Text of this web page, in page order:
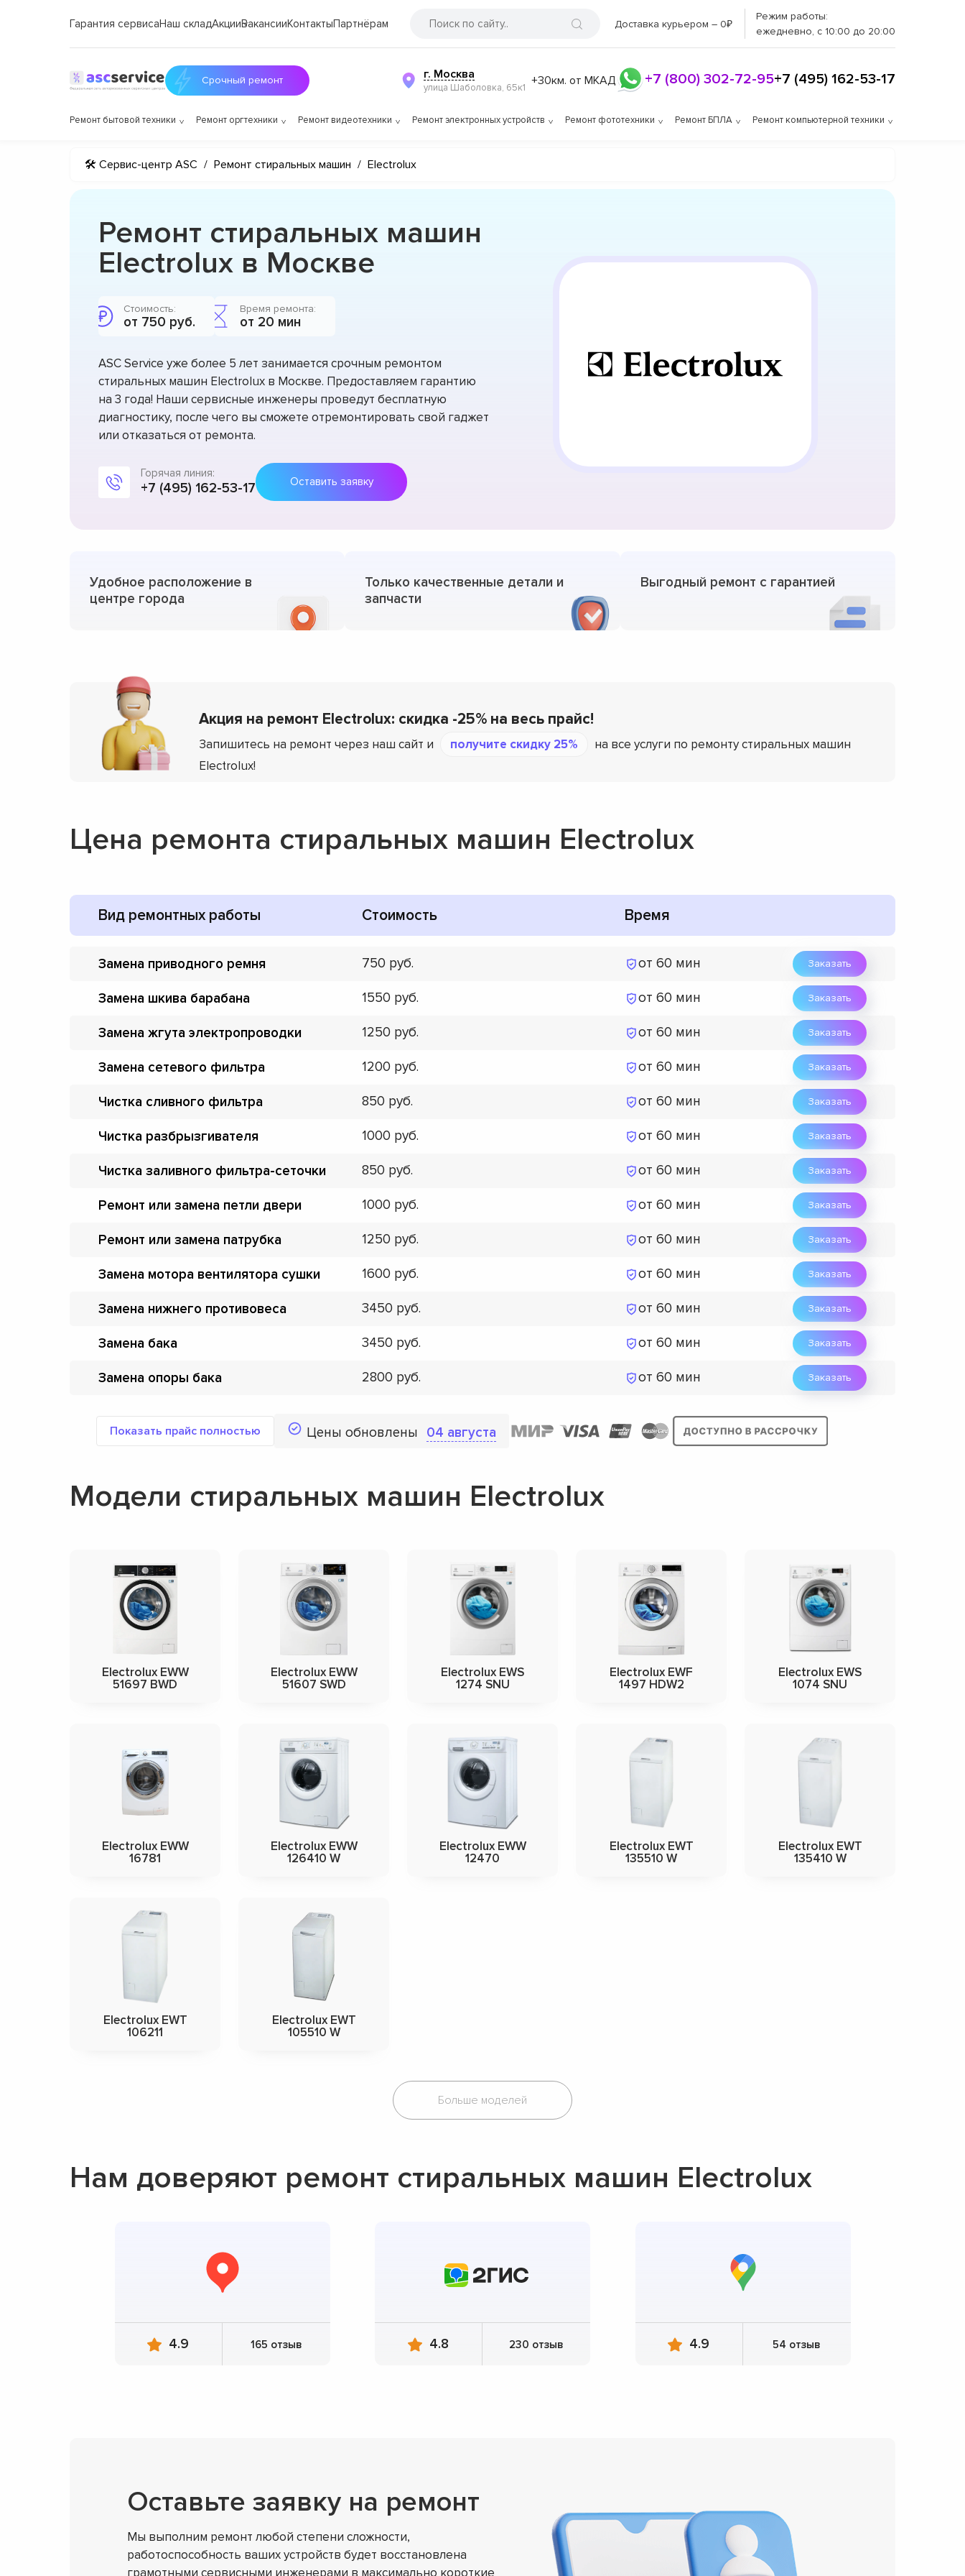
Гарантия сервисаНаш складАкцииВакансииКонтактыПартнёрам Доставка курьером – 0₽
Режим работы:
ежедневно, с 10:00 до 20:00
Срочный ремонт г. Москва
улица Шаболовка, 65к1 +30км. от МКАД +7 (800) 302-72-95+7 (495) 162-53-17
Ремонт бытовой техники Ремонт оргтехники Ремонт видеотехники Ремонт электронных устройств Ремонт фототехники Ремонт БПЛА Ремонт компьютерной техники
🛠 Сервис-центр ASC / Ремонт стиральных машин / Electrolux
Ремонт стиральных машин
Electrolux в Москве
Стоимость:
от 750 руб.
Время ремонта:
от 20 мин
ASC Service уже более 5 лет занимается срочным ремонтом
стиральных машин Electrolux в Москве. Предоставляем гарантию
на 3 года! Наши сервисные инженеры проведут бесплатную
диагностику, после чего вы сможете отремонтировать свой гаджет
или отказаться от ремонта.
Горячая линия:
+7 (495) 162-53-17 Оставить заявку
Удобное расположение в
центре города
Только качественные детали и
запчасти
Выгодный ремонт с гарантией
Акция на ремонт Electrolux: скидка -25% на весь прайс!
Запишитесь на ремонт через наш сайт и получите скидку 25%
на все услуги по ремонту стиральных машин
Electrolux!
Цена ремонта стиральных машин Electrolux
Вид ремонтных работы Стоимость Время
Замена приводного ремня 750 от 60 мин Заказать
Замена шкива барабана 1550 от 60 мин Заказать
Замена жгута электропроводки 1250 от 60 мин Заказать
Замена сетевого фильтра 1200 от 60 мин Заказать
Чистка сливного фильтра 850 от 60 мин Заказать
Чистка разбрызгивателя 1000 от 60 мин Заказать
Чистка заливного фильтра-сеточки 850 от 60 мин Заказать
Ремонт или замена петли двери 1000 от 60 мин Заказать
Ремонт или замена патрубка 1250 от 60 мин Заказать
Замена мотора вентилятора сушки 1600 от 60 мин Заказать
Замена нижнего противовеса 3450 от 60 мин Заказать
Замена бака 3450 от 60 мин Заказать
Замена опоры бака 2800 от 60 мин Заказать
Показать прайс полностью Цены обновлены 04 августа
Модели стиральных машин Electrolux
Electrolux EWW
51697 BWD
Electrolux EWW
51607 SWD
Electrolux EWS
1274 SNU
Electrolux EWF
1497 HDW2
Electrolux EWS
1074 SNU
Electrolux EWW
16781
Electrolux EWW
126410 W
Electrolux EWW
12470
Electrolux EWT
135510 W
Electrolux EWT
135410 W
Electrolux EWT
106211
Electrolux EWT
105510 W
Больше моделей
Нам доверяют ремонт стиральных машин Electrolux
4.9 165 отзыв 4.8 230 отзыв 4.9 54 отзыв
Оставьте заявку на ремонт
Мы выполним ремонт любой степени сложности,
работоспособность ваших устройств будет восстановлена
грамотными сервисными инженерами в максимально короткие